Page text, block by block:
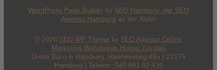
WordPress Page Builder by SEO Hamburg, der SEO
Agentur Hamburg an der Alster
© 2026 SEO WP Theme by SEO Agentur Online
Marketing Webdesign Holger Korsten
Unser Büro in Hamburg: Hannenstieg 45a | 22175
Hamburg | Telefon: 040 881 92 439